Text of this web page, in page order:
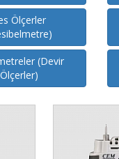
Ölçerler
(Devir
Ölçerler)